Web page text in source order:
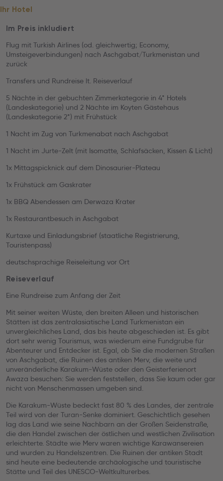
Ihr Hotel
Im Preis inkludiert
Flug mit Turkish Airlines (od. gleichwertig; Economy,
Umsteigeverbindungen) nach Aschgabat/Turkmenistan und
zurück
Transfers und Rundreise lt. Reiseverlauf
5 Nächte in der gebuchten Zimmerkategorie in 4* Hotels
(Landeskategorie) und 2 Nächte im Koyten Gästehaus
(Landeskategorie 2*) mit Frühstück
1 Nacht im Zug von Turkmenabat nach Aschgabat
1 Nacht im Jurte-Zelt (mit Isomatte, Schlafsäcken, Kissen & Licht)
1x Mittagspicknick auf dem Dinosaurier-Plateau
1x Frühstück am Gaskrater
1x BBQ Abendessen am Derwaza Krater
1x Restaurantbesuch in Aschgabat
Kurtaxe und Einladungsbrief (staatliche Registrierung,
Touristenpass)
deutschsprachige Reiseleitung vor Ort
Reiseverlauf
Eine Rundreise zum Anfang der Zeit
Mit seiner weiten Wüste, den breiten Alleen und historischen
Stätten ist das zentralasiatische Land Turkmenistan ein
unvergleichliches Land, das bis heute abgeschieden ist. Es gibt
dort sehr wenig Tourismus, was wiederum eine Fundgrube für
Abenteurer und Entdecker ist. Egal, ob Sie die modernen Straßen
von Aschgabat, die Ruinen des antiken Merv, die weite und
unveränderliche Karakum-Wüste oder den Geisterferienort
Awaza besuchen: Sie werden feststellen, dass Sie kaum oder gar
nicht von Menschenmassen umgeben sind.
Die Karakum-Wüste bedeckt fast 80 % des Landes, der zentrale
Teil wird von der Turan-Senke dominiert. Geschichtlich gesehen
lag das Land wie seine Nachbarn an der Großen Seidenstraße,
die den Handel zwischen der östlichen und westlichen Zivilisation
erleichterte. Städte wie Merv waren wichtige Karawansereien
und wurden zu Handelszentren. Die Ruinen der antiken Stadt
sind heute eine bedeutende archäologische und touristische
Stätte und Teil des UNESCO-Weltkulturerbes.